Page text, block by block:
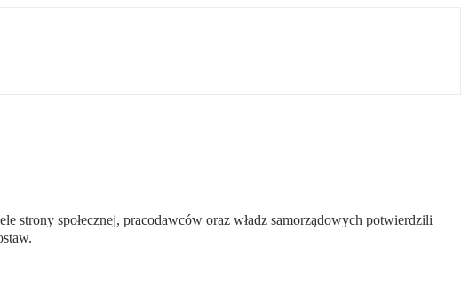
strony społecznej, pracodawców oraz władz samorządowych potwierdzili